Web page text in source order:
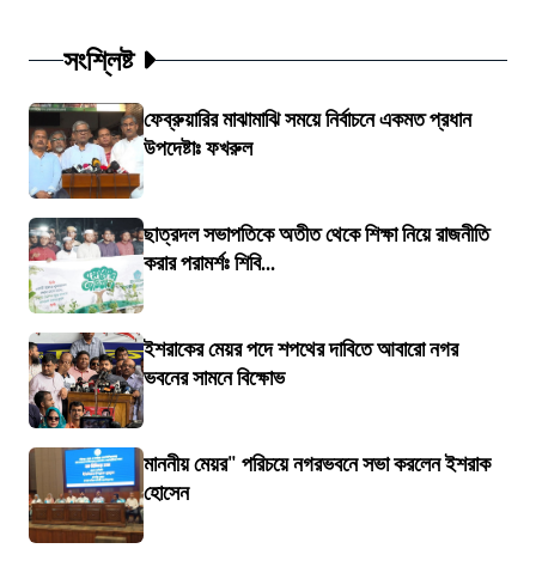
সংশ্লিষ্ট
ফেব্রুয়ারির মাঝামাঝি সময়ে নির্বাচনে একমত প্রধান
উপদেষ্টাঃ ফখরুল
ছাত্রদল সভাপতিকে অতীত থেকে শিক্ষা নিয়ে রাজনীতি
করার পরামর্শঃ শিবি...
ইশরাকের মেয়র পদে শপথের দাবিতে আবারো নগর
ভবনের সামনে বিক্ষোভ
মাননীয় মেয়র" পরিচয়ে নগরভবনে সভা করলেন ইশরাক
হোসেন